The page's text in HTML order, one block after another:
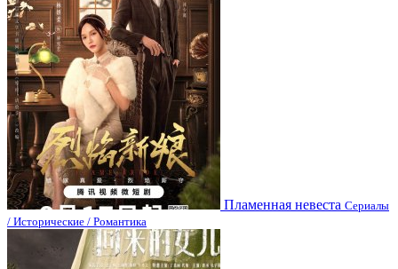
Пламенная невеста Сериалы
/ Исторические / Романтика